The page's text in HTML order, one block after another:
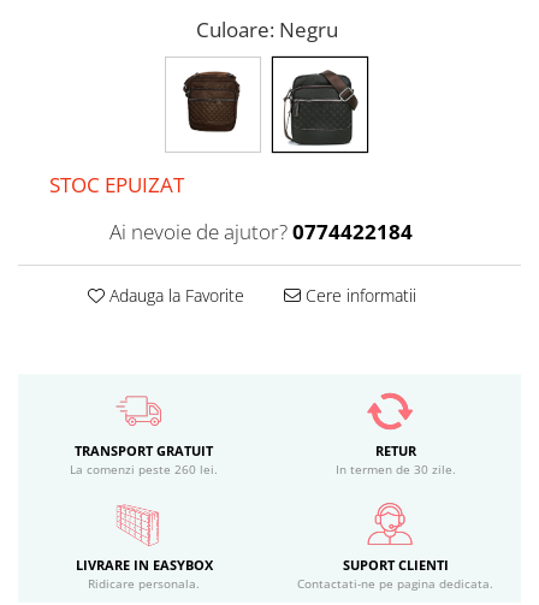
Culoare: Negru
STOC EPUIZAT
Ai nevoie de ajutor?0774422184
Adauga la Favorite Cere informatii
TRANSPORT GRATUIT
La comenzi peste 260 lei.
RETUR
In termen de 30 zile.
LIVRARE IN EASYBOX
Ridicare personala.
SUPORT CLIENTI
Contactati-ne pe pagina dedicata.